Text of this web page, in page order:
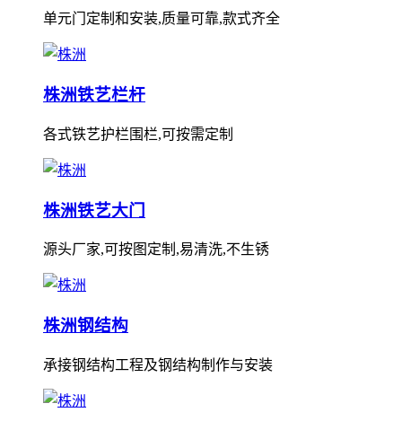
单元门定制和安装,质量可靠,款式齐全
株洲铁艺栏杆
各式铁艺护栏围栏,可按需定制
株洲铁艺大门
源头厂家,可按图定制,易清洗,不生锈
株洲钢结构
承接钢结构工程及钢结构制作与安装